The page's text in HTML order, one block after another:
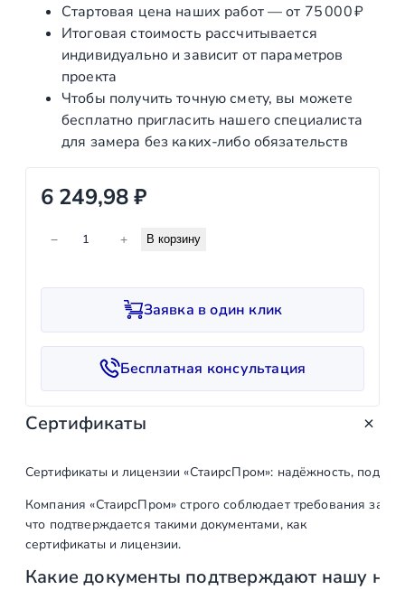
Стартовая цена наших работ — от 75 000 ₽
Итоговая стоимость рассчитывается
индивидуально и зависит от параметров
проекта
Чтобы получить точную смету, вы можете
бесплатно пригласить нашего специалиста
для замера без каких‑либо обязательств
6 249,98₽
е
в
о
о
а
р
а
T
− + В корзину
Заявка в один клик
Бесплатная консультация
Сертификаты
Сертификаты и лицензии «СтаирсПром»: надёжность,
Компания «СтаирсПром» строго соблюдает требования
что подтверждается такими документами, как
сертификаты и лицензии.
Какие документы подтверждают нашу